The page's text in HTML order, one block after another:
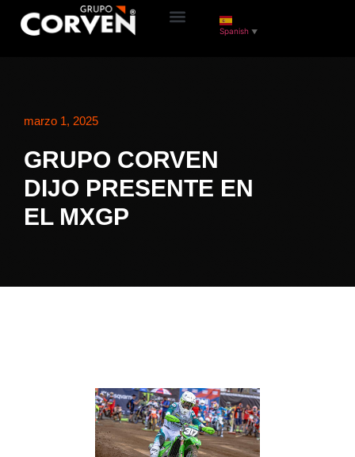
Spanish ▼
marzo 1, 2025
GRUPO CORVEN
DIJO PRESENTE EN
EL MXGP